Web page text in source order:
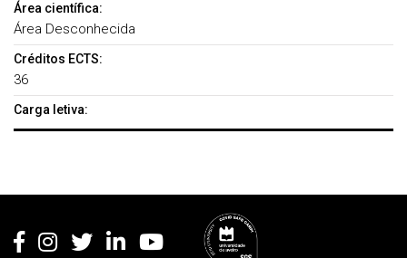
Área científica:
Área Desconhecida
Créditos ECTS:
36
Carga letiva: